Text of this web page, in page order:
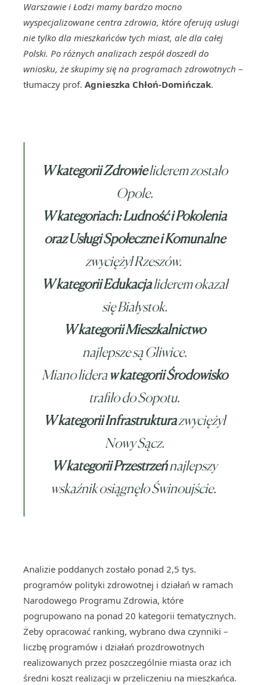
Warszawie i Łodzi mamy bardzo mocno
wyspecjalizowane centra zdrowia, które oferują usługi
nie tylko dla mieszkańców tych miast, ale dla całej
Polski. Po różnych analizach zespół doszedł do
wniosku, że skupimy się na programach zdrowotnych –
tłumaczy prof. Agnieszka Chłoń-Domińczak.
W kategorii Zdrowieliderem zostało
Opole.
W kategoriach: Ludność i Pokolenia
oraz Usługi Społeczne i Komunalne
zwyciężył Rzeszów.
W kategorii Edukacjaliderem okazał
się Białystok.
W kategorii Mieszkalnictwo
najlepsze są Gliwice.
Miano lideraw kategorii Środowisko
trafiło do Sopotu.
W kategorii Infrastrukturazwyciężył
Nowy Sącz.
W kategorii Przestrzeńnajlepszy
wskaźnik osiągnęło Świnoujście.
Analizie poddanych zostało ponad 2,5 tys.
programów polityki zdrowotnej i działań w ramach
Narodowego Programu Zdrowia, które
pogrupowano na ponad 20 kategorii tematycznych.
Żeby opracować ranking, wybrano dwa czynniki –
liczbę programów i działań prozdrowotnych
realizowanych przez poszczególnie miasta oraz ich
średni koszt realizacji w przeliczeniu na mieszkańca.